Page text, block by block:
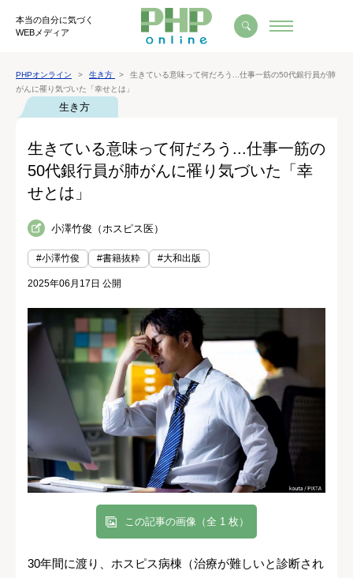
本当の自分に気づく
WEBメディア
PHPオンライン 生き方
生きている意味って何だろう...仕事一筋の50代銀行員が肺
がんに罹り気づいた「幸せとは」
生き方
生きている意味って何だろう...仕事一筋の
50代銀行員が肺がんに罹り気づいた「幸
せとは」
小澤竹俊（ホスピス医）
#小澤竹俊 #書籍抜粋 #大和出版
2025年06月17日 公開
この記事の画像（全 1 枚）
30年間に渡り、ホスピス病棟（治療が難しいと診断され